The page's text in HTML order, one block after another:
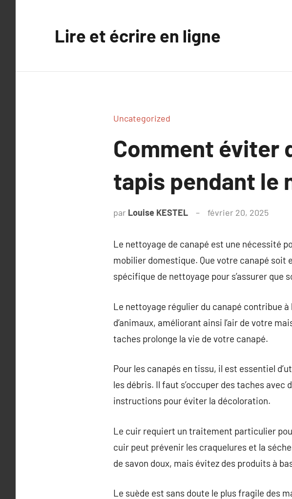
Lire et écrire en ligne
Uncategorized
Comment éviter
tapis pendant le
par Louise KESTEL février 20, 2025
Le nettoyage de canapé est une nécessité
mobilier domestique. Que votre canapé soit
spécifique de nettoyage pour s’assurer que
Le nettoyage régulier du canapé contribue
d’animaux, améliorant ainsi l’air de votre
taches prolonge la vie de votre canapé.
Pour les canapés en tissu, il est essentiel
les débris. Il faut s’occuper des taches
instructions pour éviter la décoloration.
Le cuir requiert un traitement particulier
cuir peut prévenir les craquelures et la
de savon doux, mais évitez des produits à
Le suède est sans doute le plus fragile des